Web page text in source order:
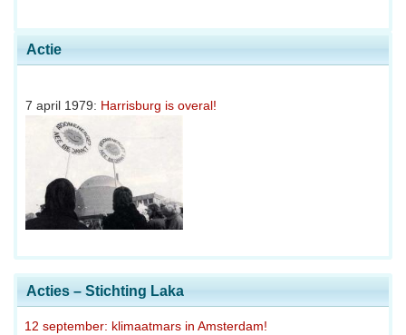
Actie
7 april 1979: Harrisburg is overal!
Acties – Stichting Laka
12 september: klimaatmars in Amsterdam!